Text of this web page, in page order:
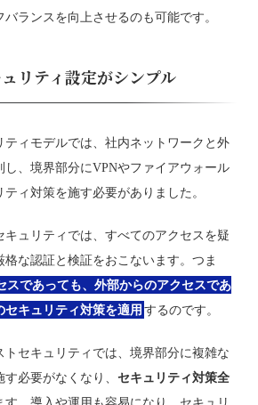
ランスを向上させるのも可能です。
リティ設定がシンプル
ティモデルでは、社内ネットワークと外
し、境界部分にVPNやファイアウォール
ィ対策を施す必要がありました。
ュリティでは、すべてのアクセスを疑
な認証と検証をおこないます。つま
スであっても、外部からのアクセスであ
セキュリティ対策を適用 するのです。
トセキュリティでは、境界部分に複雑な
必要がなくなり、 セキュリティ対策全